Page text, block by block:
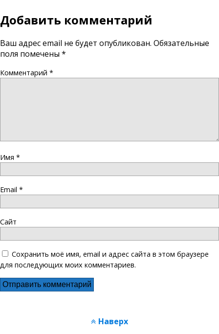
Добавить комментарий
Ваш адрес email не будет опубликован. Обязательные
поля помечены *
Комментарий *
Имя *
Email *
Сайт
Сохранить моё имя, email и адрес сайта в этом браузере
для последующих моих комментариев.
Наверх